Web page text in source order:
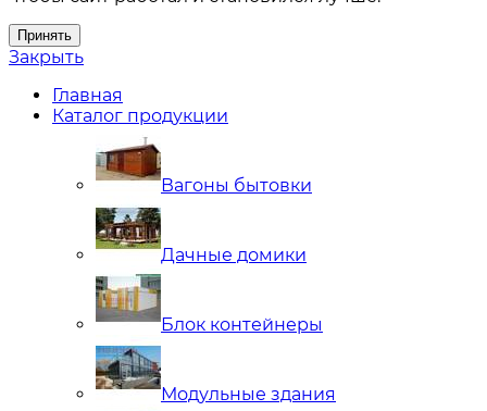
Принять
Закрыть
Главная
Каталог продукции
Вагоны бытовки
Дачные домики
Блок контейнеры
Модульные здания